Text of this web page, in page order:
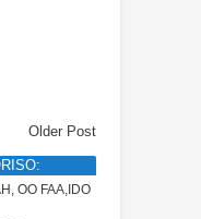
Older Post
OO FAA,IDO